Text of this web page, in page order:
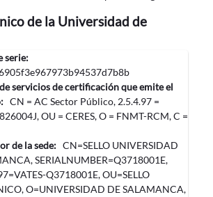
de la Universidad de
serie:
servicios de certificación que emite el
CN = AC Sector Público, 2.5.4.97 =
OU = CERES, O = FNMT-RCM, C =
de la sede: CN=SELLO UNIVERSIDAD
SERIALNUMBER=Q3718001E,
Q3718001E, OU=SELLO
O=UNIVERSIDAD DE SALAMANCA,